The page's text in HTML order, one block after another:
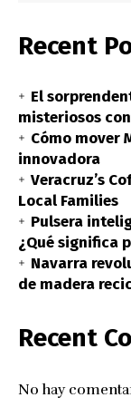
Recent
El
misteriosos
Cómo mover
innovadora
Veracruz’s
Local Families
Pulsera
¿Qué significa
Navarra
de madera
Recent
No hay